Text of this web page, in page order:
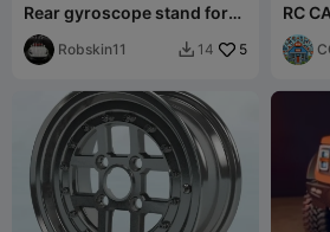
Rear gyroscope stand for
mjx hyper go
Robskin11  14 5
RC
SEDAN